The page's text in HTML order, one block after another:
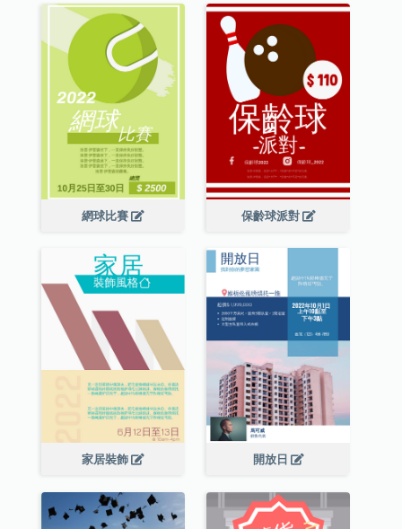
網球比賽 保齡球派對
家居裝飾 開放日